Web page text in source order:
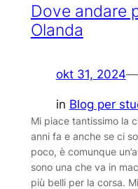
Dove andare
Olanda
okt 31, 2024—
in Blog per
Mi piace tantissimo la
anni fa e anche se ci
poco, è comunque
sono una che va in
più belli per la corsa.